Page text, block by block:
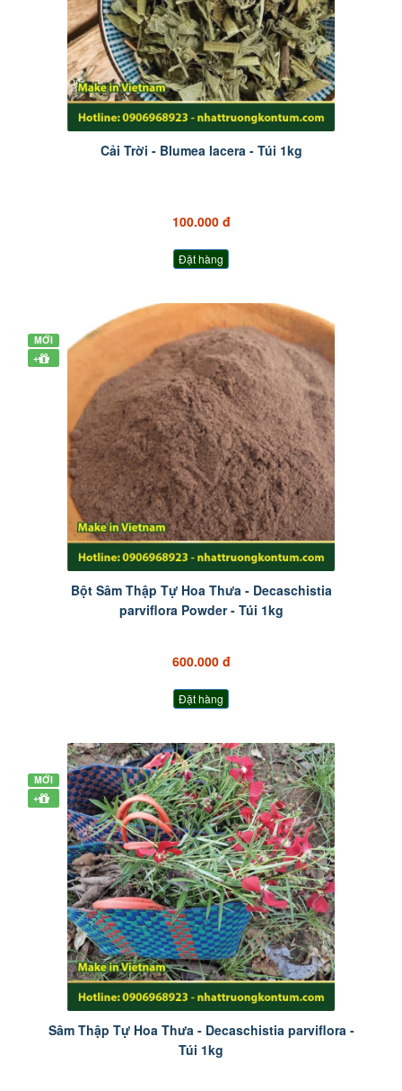
Cải Trời - Blumea lacera - Túi 1kg
100.000 đ
Đặt hàng
MỚI
+
Bột Sâm Thập Tự Hoa Thưa - Decaschistia
parviflora Powder - Túi 1kg
600.000 đ
Đặt hàng
MỚI
+
Sâm Thập Tự Hoa Thưa - Decaschistia parviflora -
Túi 1kg